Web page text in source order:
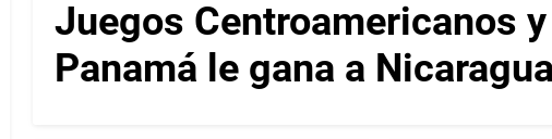
Juegos Centroamericanos
Panamá le gana a